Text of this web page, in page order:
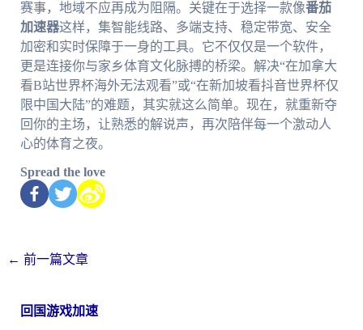
赛事，地域不应再成为阻隔。关键在于选择一款像番茄
加速器这样，集智能线路、多端支持、稳定带宽、安全
加密和实时保障于一身的工具。它不仅仅是一个软件，
更是连接你与家乡体育文化脉搏的桥梁。解决“在加拿大
看B站世界杯海外无法观看”或“在新加坡看抖音世界杯仅
限中国大陆”的难题，其实就这么简单。现在，就重新夺
回你的主场，让熟悉的解说声，再次陪伴每一个激动人
心的体育之夜。
Spread the love
← 前一篇文章
回国游戏加速